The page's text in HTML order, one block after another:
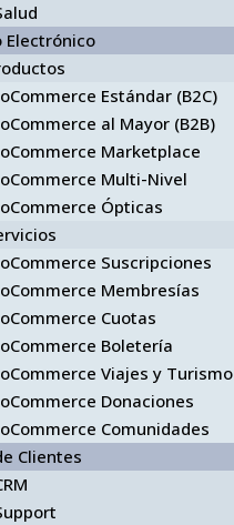
Electrónico
Estándar (B2C)
al Mayor (B2B)
Marketplace
Multi-Nivel
Ópticas
Suscripciones
Membresías
Cuotas
Boletería
Viajes y Turismo
Donaciones
Comunidades
Clientes